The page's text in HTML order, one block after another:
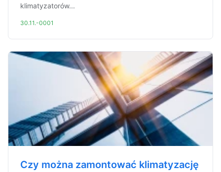
klimatyzatorów...
30.11.-0001
Czy można zamontować klimatyzację